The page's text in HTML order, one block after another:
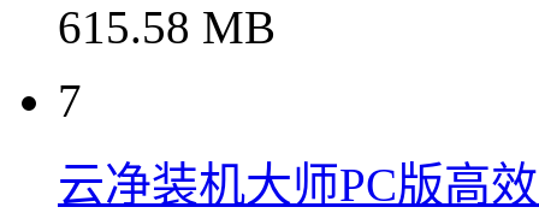
615.58 MB
7
云净装机大师PC版高